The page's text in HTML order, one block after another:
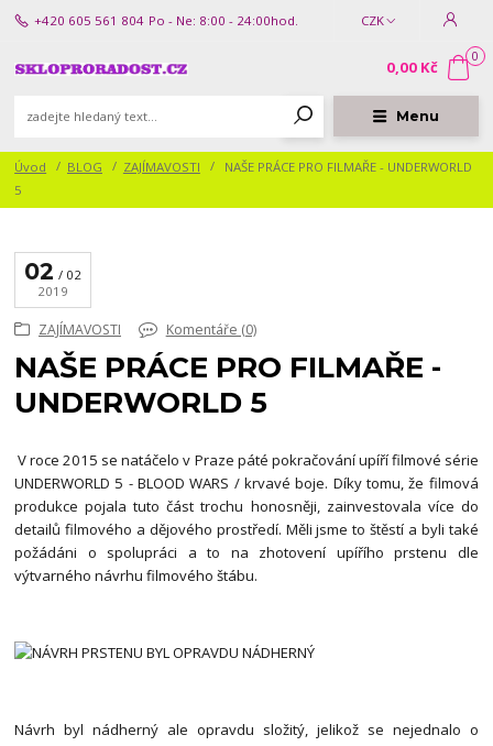
Menu
CZK
+420 605 561 804 Po - Ne: 8:00 - 24:00hod.
0
0,00 Kč
Úvod BLOG ZAJÍMAVOSTI
NAŠE PRÁCE PRO FILMAŘE - UNDERWORLD
5
02
02
2019
ZAJÍMAVOSTI Komentáře (0)
NAŠE PRÁCE PRO FILMAŘE -
UNDERWORLD 5
V roce 2015 se natáčelo v Praze páté pokračování upíří filmové série
UNDERWORLD 5 - BLOOD WARS / krvavé boje. Díky tomu, že filmová
produkce pojala tuto část trochu honosněji, zainvestovala více do
detailů filmového a dějového prostředí. Měli jsme to štěstí a byli také
požádáni o spolupráci a to na zhotovení upířího prstenu dle
výtvarného návrhu filmového štábu.
Návrh byl nádherný ale opravdu složitý, jelikož se nejednalo o